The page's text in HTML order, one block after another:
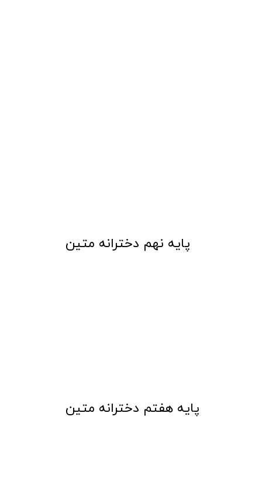
​پایه نهم دخترانه متین
​پایه هفتم دخترانه متین